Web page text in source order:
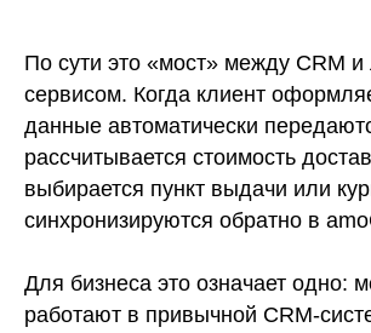
По сути это «мост» между CRM и
сервисом. Когда клиент
данные автоматически
рассчитывается стоимость
выбирается пункт выдачи или
синхронизируются обратно в
Для бизнеса это означает одно:
работают в привычной CRM-